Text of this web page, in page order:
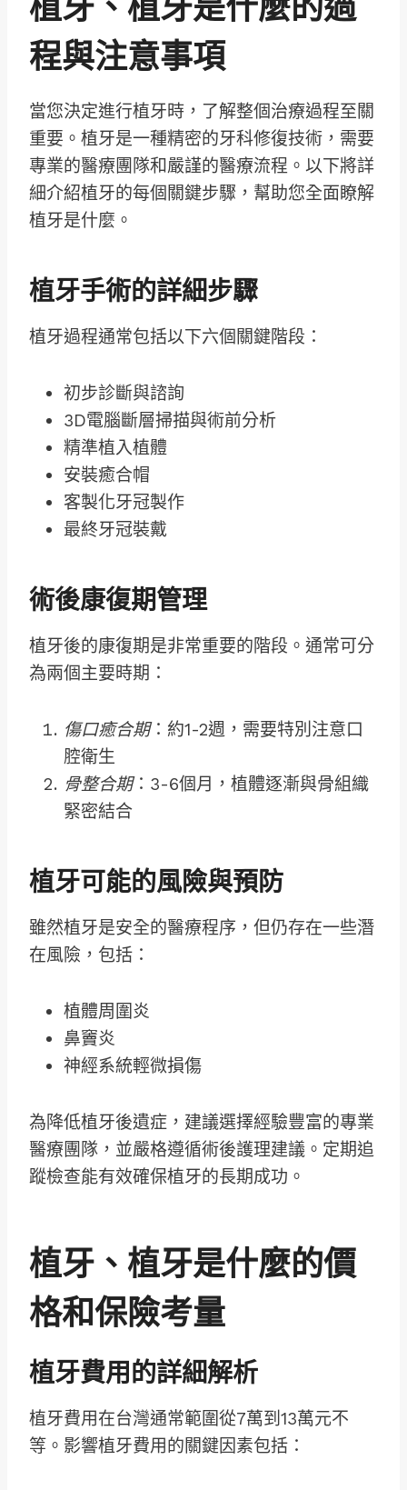
植牙、植牙是什麼的過
程與注意事項
當您決定進行植牙時，了解整個治療過程至關
重要。植牙是一種精密的牙科修復技術，需要
專業的醫療團隊和嚴謹的醫療流程。以下將詳
細介紹植牙的每個關鍵步驟，幫助您全面瞭解
植牙是什麼。
植牙手術的詳細步驟
植牙過程通常包括以下六個關鍵階段：
初步診斷與諮詢
3D電腦斷層掃描與術前分析
精準植入植體
安裝癒合帽
客製化牙冠製作
最終牙冠裝戴
術後康復期管理
植牙後的康復期是非常重要的階段。通常可分
為兩個主要時期：
傷口癒合期：約1-2週，需要特別注意口
腔衛生
骨整合期：3-6個月，植體逐漸與骨組織
緊密結合
植牙可能的風險與預防
雖然植牙是安全的醫療程序，但仍存在一些潛
在風險，包括：
植體周圍炎
鼻竇炎
神經系統輕微損傷
為降低植牙後遺症，建議選擇經驗豐富的專業
醫療團隊，並嚴格遵循術後護理建議。定期追
蹤檢查能有效確保植牙的長期成功。
植牙、植牙是什麼的價
格和保險考量
植牙費用的詳細解析
植牙費用在台灣通常範圍從7萬到13萬元不
等。影響植牙費用的關鍵因素包括：